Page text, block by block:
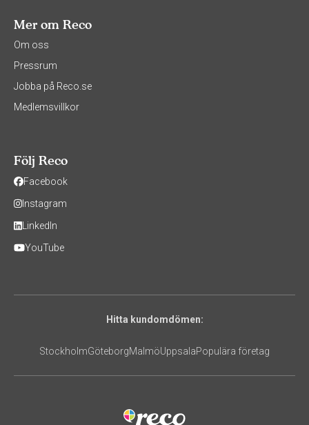
Mer om Reco
Om oss
Pressrum
Jobba på Reco.se
Medlemsvillkor
Följ Reco
Facebook
Instagram
LinkedIn
YouTube
Hitta kundomdömen:
StockholmGöteborgMalmöUppsalaPopulära företag